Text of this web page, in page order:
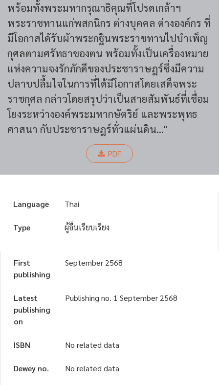
พร้อมทั้งพระมหากรุณาธิคุณที่โปรดเกล้าฯ
พระราชทานแก่พสกนิกร ต่างบุคคล ต่างองค์กร ที่
มีโอกาสได้รับผ้าพระกฐินพระราชทานไปบำเพ็ญ
กุศลตามศรัทธาของตน พร้อมทั้งเป็นเครื่องหมาย
แห่งความจงรักภักดีของประชาราษฎร์ซึ่งมีความ
ปลาบปลื้มใจในการที่ได้มีโอกาสโดยเสด็จพระ
ราชกุศล กล่าวโดยสรุปว่าเป็นสายสัมพันธ์ที่เชื่อม
โยงระหว่างองค์พระมหากษัตริย์ และพระพุทธ
ศาสนา กับประชาราษฎร์ทั่วแผ่นดิน..."
PDF
Language Thai
Type ผู้อื่นเรียบเรียง
First
publishing
September 2568
Latest
publishing
on
Publishing no. 1 September 2568
ISBN No related data
Dewey no. No related data